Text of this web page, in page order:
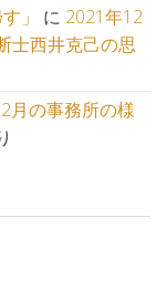
」
に 2021年12
士西井克己の思
月の事務所の様